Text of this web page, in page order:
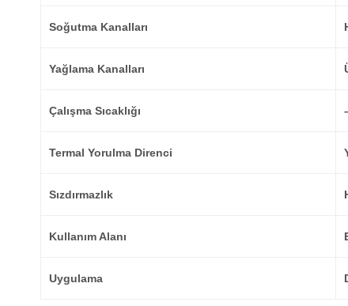
Soğutma Kanalları
Yağlama Kanalları
Çalışma Sıcaklığı
Termal Yorulma Direnci
Sızdırmazlık
Kullanım Alanı
Uygulama